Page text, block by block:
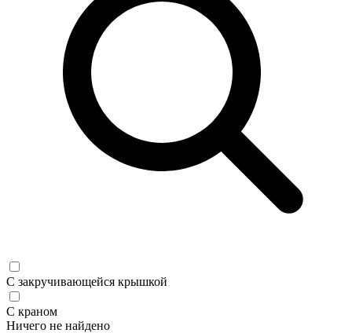
С закручивающейся крышкой
С краном
Ничего не найдено